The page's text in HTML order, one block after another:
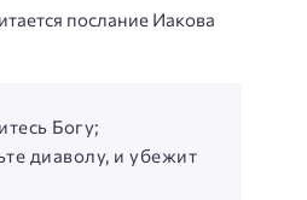
послание Иакова
Богу;
диаволу, и убежит